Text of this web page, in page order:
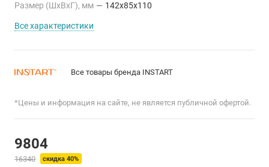
Размер (ШхВхГ), мм — 142x85x110
Все характеристики
Все товары бренда INSTART
*Цены и информация на сайте, не является публичной офертой.
9804
16340 скидка 40%